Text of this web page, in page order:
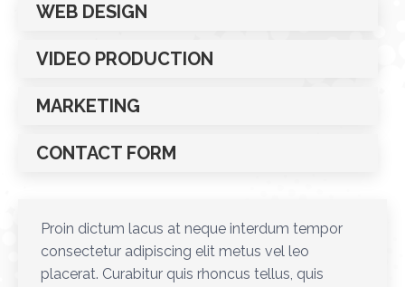
WEB DESIGN
VIDEO PRODUCTION
MARKETING
CONTACT FORM
Proin dictum lacus at neque interdum tempor
consectetur adipiscing elit metus vel leo
placerat. Curabitur quis rhoncus tellus, quis